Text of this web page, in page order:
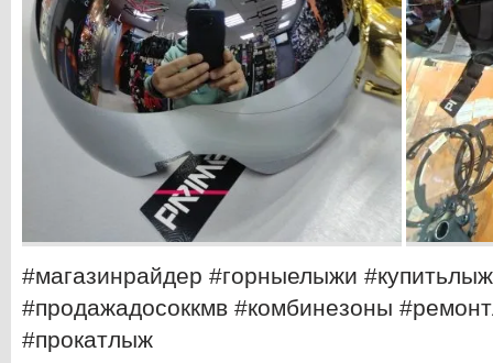
#магазинрайдер #горныелыжи
#продажадосоккмв #комбинезоны
#прокатлыж